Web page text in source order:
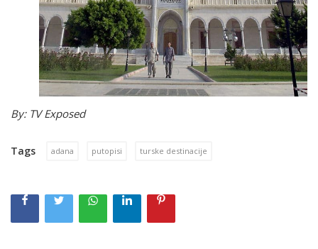
By: TV Exposed
Tags adana putopisi turske destinacije